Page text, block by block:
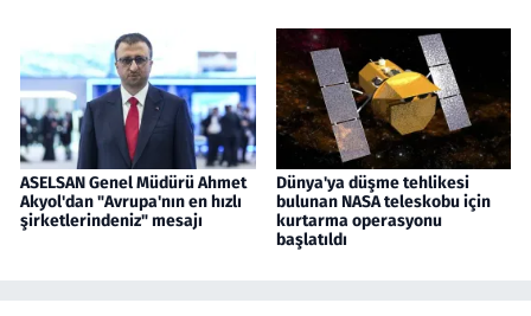
ASELSAN Genel Müdürü Ahmet
Akyol'dan "Avrupa'nın en hızlı
şirketlerindeniz" mesajı
Dünya'ya düşme tehlikesi
bulunan NASA teleskobu için
kurtarma operasyonu
başlatıldı